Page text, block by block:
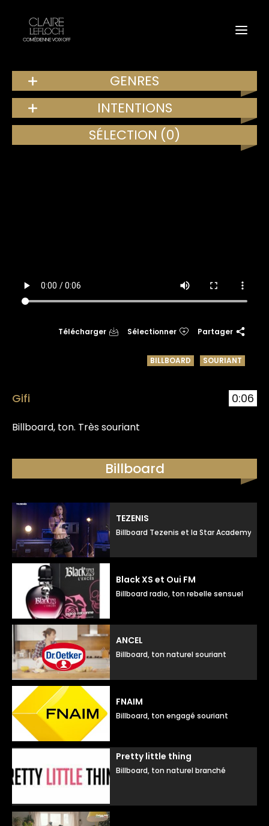
GENRES
INTENTIONS
SÉLECTION (0)
Gifi 0:06
Billboard, ton. Très souriant
Télécharger Sélectionner Partager
BILLBOARD SOURIANT
Billboard
TEZENIS
Billboard Tezenis et la Star Academy,
Black XS et Oui FM
Billboard radio, ton rebelle sensuel
ANCEL
Billboard, ton naturel souriant
FNAIM
Billboard, ton engagé souriant
Pretty little thing
Billboard, ton naturel branché